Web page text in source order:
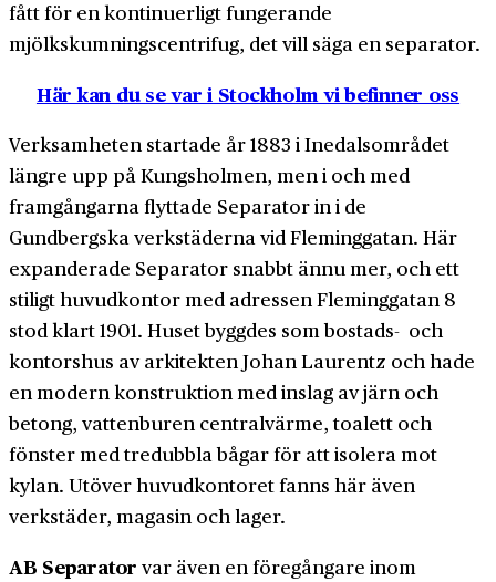
fått för en kontinuerligt fungerande
mjölkskumningscentrifug, det vill säga en separator.
Här kan du se var i Stockholm vi befinner oss
Verksamheten startade år 1883 i Inedalsområdet
längre upp på Kungsholmen, men i och med
framgångarna flyttade Separator in i de
Gundbergska verkstäderna vid Fleminggatan. Här
expanderade Separator snabbt ännu mer, och ett
stiligt huvudkontor med adressen Fleminggatan 8
stod klart 1901. Huset byggdes som bostads- och
kontorshus av arkitekten Johan Laurentz och hade
en modern konstruktion med inslag av järn och
betong, vattenburen centralvärme, toalett och
fönster med tredubbla bågar för att isolera mot
kylan. Utöver huvudkontoret fanns här även
verkstäder, magasin och lager.
AB Separator var även en föregångare inom